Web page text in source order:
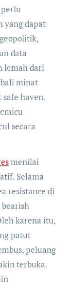
yang dapat
data
lemah dari
minat
safe haven.
secara
menilai
Selama
resistance di
karena itu,
patut
peluang
terbuka.